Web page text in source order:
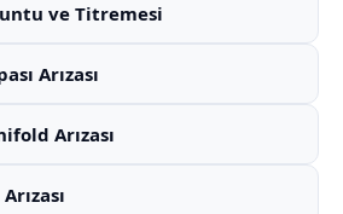
ve Titremesi
Arızası
Arızası